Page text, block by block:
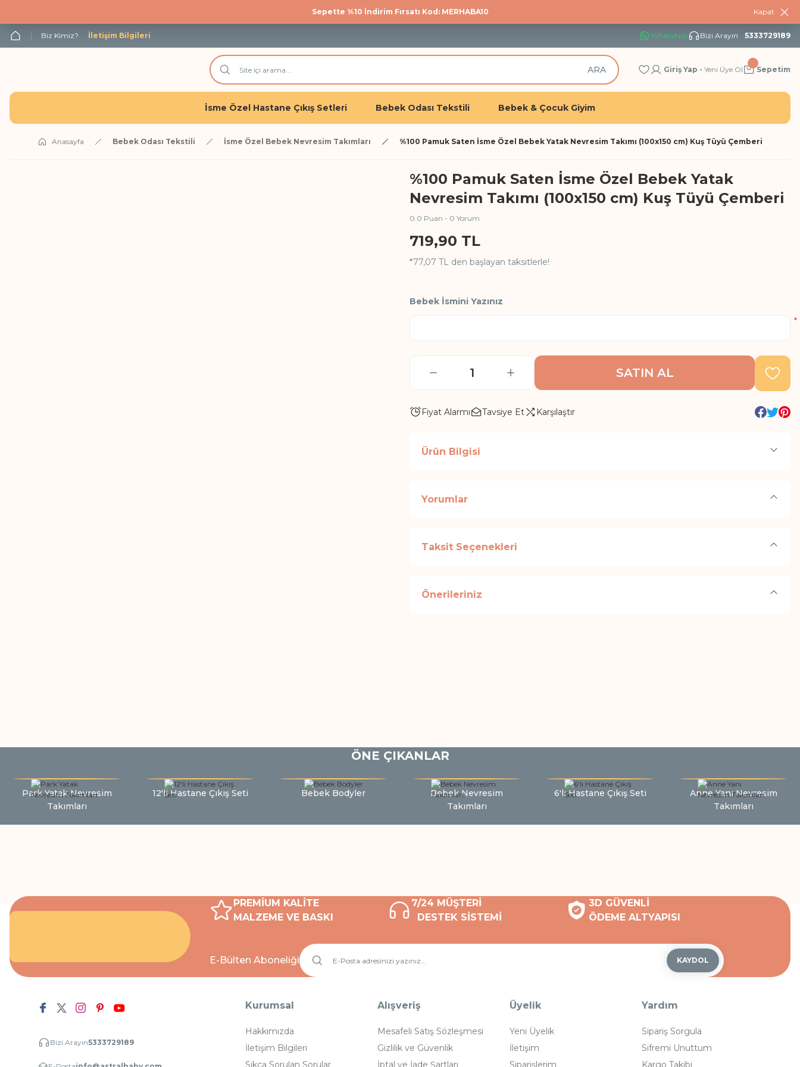
Sepette %10 İndirim Fırsatı Kod: MERHABA10 Kapat
Biz Kimiz? İletişim Bilgileri
Üye olan herkese %10 İndirim
WhatsApp Bizi Arayın 5333729189
ARA Giriş Yap - Yeni Üye Ol Sepetim
İsme Özel Hastane Çıkış Setleri Bebek Odası Tekstili Bebek & Çocuk Giyim
Anasayfa Bebek Odası Tekstili İsme Özel Bebek Nevresim Takımları %100 Pamuk Saten İsme Özel Bebek Yatak Nevresim Takımı (100x150 cm) Kuş Tüyü Çemberi
%100 Pamuk Saten İsme Özel Bebek Yatak
Nevresim Takımı (100x150 cm) Kuş Tüyü Çemberi
0.0 Puan - 0 Yorum
719,90 TL
*77,07 TL den başlayan taksitlerle!
Bebek İsmini Yazınız
*
SATIN AL
Fiyat Alarmı Tavsiye Et Karşılaştır
Ürün Bilgisi
Yorumlar
Taksit Seçenekleri
Önerileriniz
ÖNE ÇIKANLAR
Park Yatak Nevresim
Takımları
12'li Hastane Çıkış Seti Bebek Bodyler
Bebek Nevresim
Takımları
6'lı Hastane Çıkış Seti
Anne Yanı Nevresim
Takımları
PREMİUM KALİTE
MALZEME VE BASKI
7/24 MÜŞTERİ
DESTEK SİSTEMİ
3D GÜVENLİ
ÖDEME ALTYAPISI
E-Bülten Aboneliği KAYDOL
Bizi Arayın5333729189
Kurumsal
Hakkımızda
İletişim Bilgileri
Sıkça Sorulan Sorular
Alışveriş
Mesafeli Satış Sözleşmesi
Gizlilik ve Güvenlik
İptal ve İade Şartları
Üyelik
Yeni Üyelik
İletişim
Siparişlerim
Yardım
Sipariş Sorgula
Sifremi Unuttum
Kargo Takibi